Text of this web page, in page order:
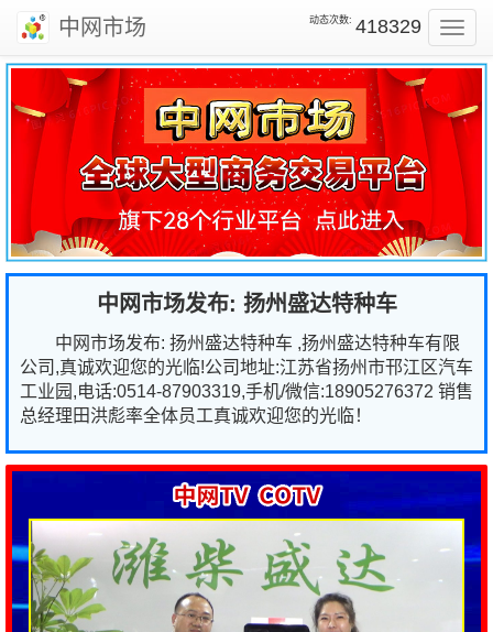
中网市场 动态次数: 418329
中网市场发布: 扬州盛达特种车
中网市场发布: 扬州盛达特种车 ,扬州盛达特种车有限
公司,真诚欢迎您的光临!公司地址:江苏省扬州市邗江区汽车
工业园,电话:0514-87903319,手机/微信:18905276372 销售
总经理田洪彪率全体员工真诚欢迎您的光临！